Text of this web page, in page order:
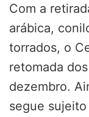
Com a
arábica,
torrados, o
retomada
dezembro.
segue